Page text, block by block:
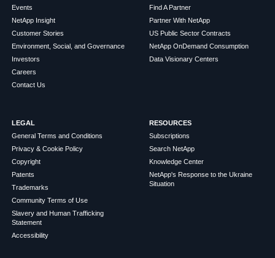
Events
NetApp Insight
Customer Stories
Environment, Social, and Governance
Investors
Careers
Contact Us
Find A Partner
Partner With NetApp
US Public Sector Contracts
NetApp OnDemand Consumption
Data Visionary Centers
LEGAL
General Terms and Conditions
Privacy & Cookie Policy
Copyright
Patents
Trademarks
Community Terms of Use
Slavery and Human Trafficking
Statement
Accessibility
RESOURCES
Subscriptions
Search NetApp
Knowledge Center
NetApp's Response to the Ukraine
Situation